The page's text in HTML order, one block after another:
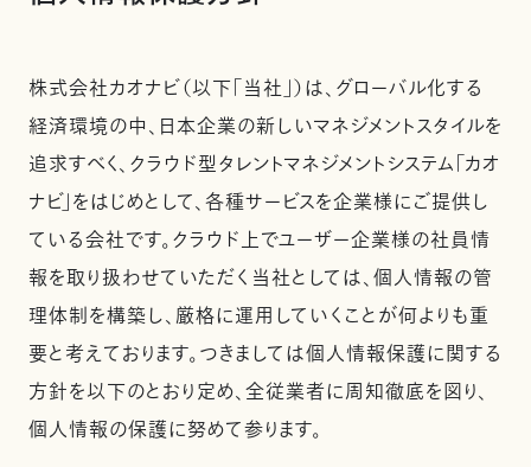
株式会社カオナビ（以下「当社」）は、グローバル化する
経済環境の中、日本企業の新しいマネジメントスタイルを
追求すべく、クラウド型タレントマネジメントシステム「カオ
ナビ」をはじめとして、各種サービスを企業様にご提供し
ている会社です。クラウド上でユーザー企業様の社員情
報を取り扱わせていただく当社としては、個人情報の管
理体制を構築し、厳格に運用していくことが何よりも重
要と考えております。つきましては個人情報保護に関する
方針を以下のとおり定め、全従業者に周知徹底を図り、
個人情報の保護に努めて参ります。